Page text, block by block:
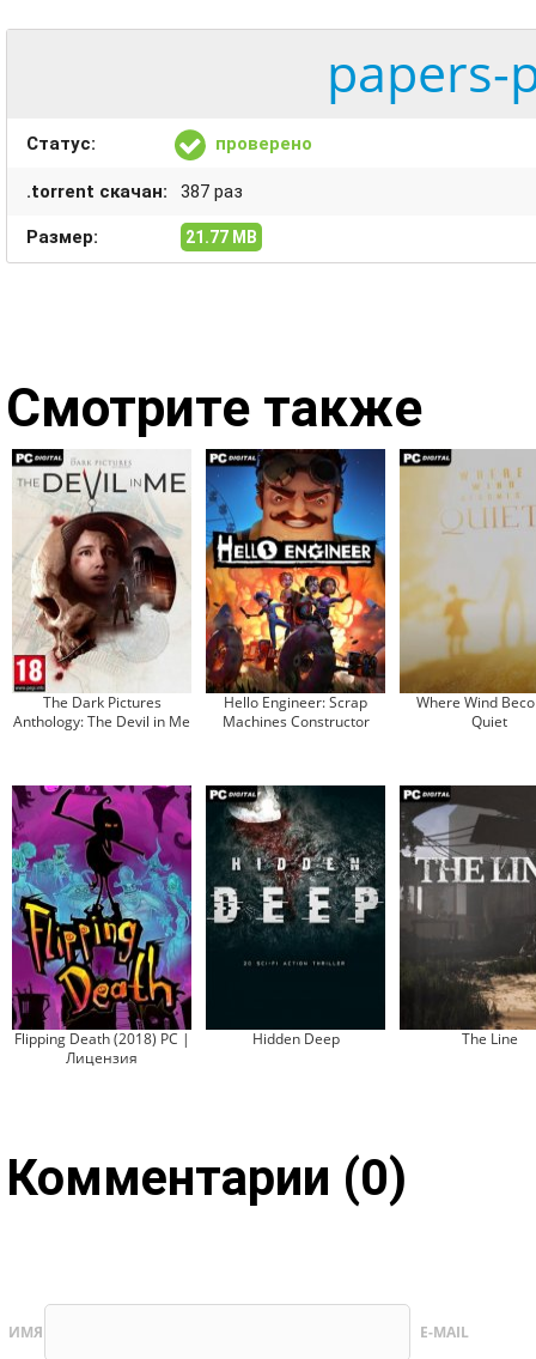
papers-
Статус: проверено
.torrent скачан: 387 раз
Размер: 21.77 MB
Смотрите также
The Dark Pictures
Anthology: The Devil in Me
Hello Engineer: Scrap
Machines Constructor
Where Wind
Quiet
Flipping Death (2018) PC |
Лицензия
Hidden Deep The Line
Комментарии (0)
ИМЯ E-MAIL